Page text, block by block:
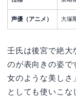
声優（アニメ） 大塚
壬氏は後宮で絶
のが表向きの姿で
女のような美しさ
としても使いこな